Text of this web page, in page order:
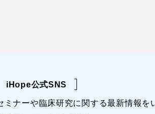
iHope公式SNS
ミナーや臨床研究に関する最新情報を